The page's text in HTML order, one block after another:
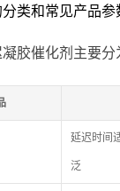
类和常见产品参
胶催化剂主要分
延迟时间
泛